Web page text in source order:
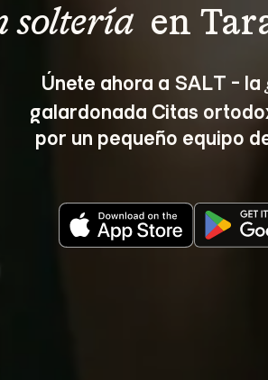
soltería en
Únete ahora a SALT - la
galardonada Citas
por un pequeño equipo